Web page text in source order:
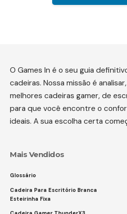
O Games In é o seu guia
cadeiras. Nossa missão é
melhores cadeiras gamer, de
para que você encontre o
ideais. A sua escolha certa
Mais Vendidos
Glossário
Cadeira Para Escritório Branca
Esteirinha Fixa